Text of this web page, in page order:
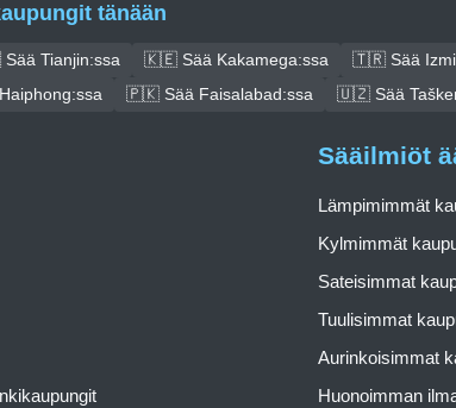
tänään
Tianjin:ssa 🇰🇪 Sää Kakamega:ssa 🇹🇷 Sää
🇵🇰 Sää Faisalabad:ssa 🇺🇿 Sää
Sääilmiöt
Lämpimimmät
Kylmimmät
Sateisimmat
Tuulisimmat
Aurinkoisimmat
Huonoimman